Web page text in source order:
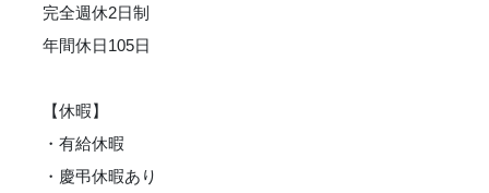
完全週休2日制
年間休日105日
【休暇】
・有給休暇
・慶弔休暇あり